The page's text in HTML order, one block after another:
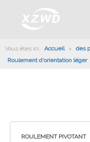
Roulement pivotant
Profil de la société
Équipements de test
Machines d'ingénierie
Robot De Soudage
Installation de
Fabrication
Anneaux de pivotement
Nouvelles de l'industrie
Vous êtes ici: Accueil » des
Roulement d'orientation léger
ROULEMENT PIVOTANT